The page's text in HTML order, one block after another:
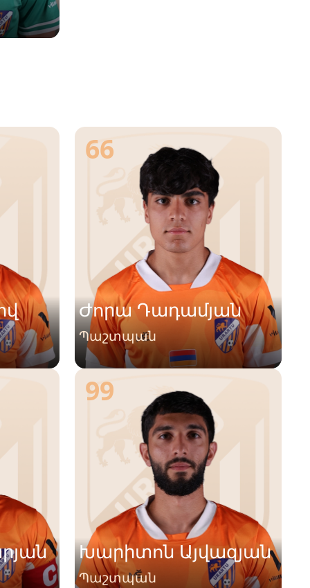
Ժորա Դադամյան
Պաշտպան
66
Խարիտոն Այվազյան
Պաշտպան
99